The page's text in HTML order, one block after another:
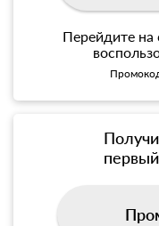
Перейдите на